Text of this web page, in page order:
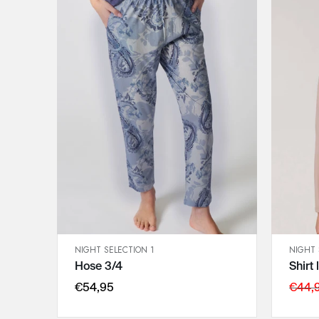
SCHNELLANSICHT
IN DEN WARENKORB
NIGHT SELECTION 1
Hose 3/4
€54,95
NIGHT
Shirt